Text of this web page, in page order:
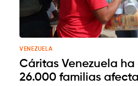
VENEZUELA
Cáritas Venezuela
26.000 familias